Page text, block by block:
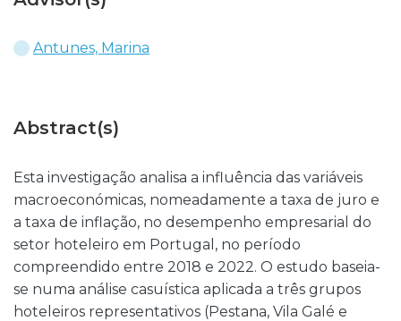
Antunes, Marina
Abstract(s)
Esta investigação analisa a influência das variáveis
macroeconómicas, nomeadamente a taxa de juro e
a taxa de inflação, no desempenho empresarial do
setor hoteleiro em Portugal, no período
compreendido entre 2018 e 2022. O estudo baseia-
se numa análise casuística aplicada a três grupos
hoteleiros representativos (Pestana, Vila Galé e